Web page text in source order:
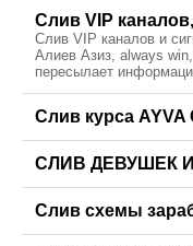
Слив VIP
Слив VIP каналов и
Алиев Азиз, always
пересылает
Слив курса AYVA
СЛИВ ДЕВУШЕК
Слив схемы